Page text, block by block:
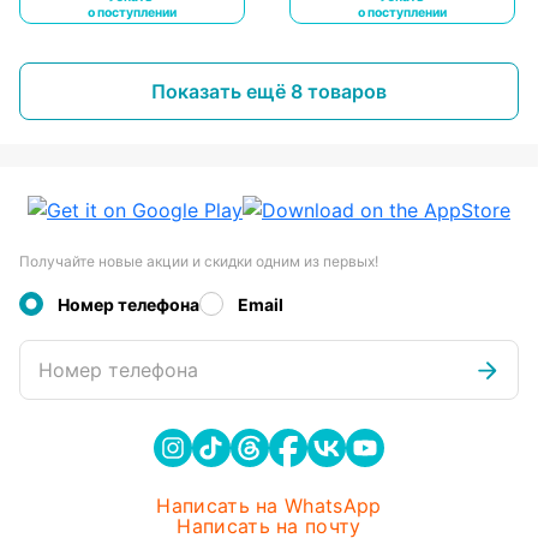
о поступлении
о поступлении
Показать ещё 8 товаров
Получайте новые акции и скидки одним из первых!
Номер телефона Email
Номер телефона
Написать на WhatsApp
Написать на почту